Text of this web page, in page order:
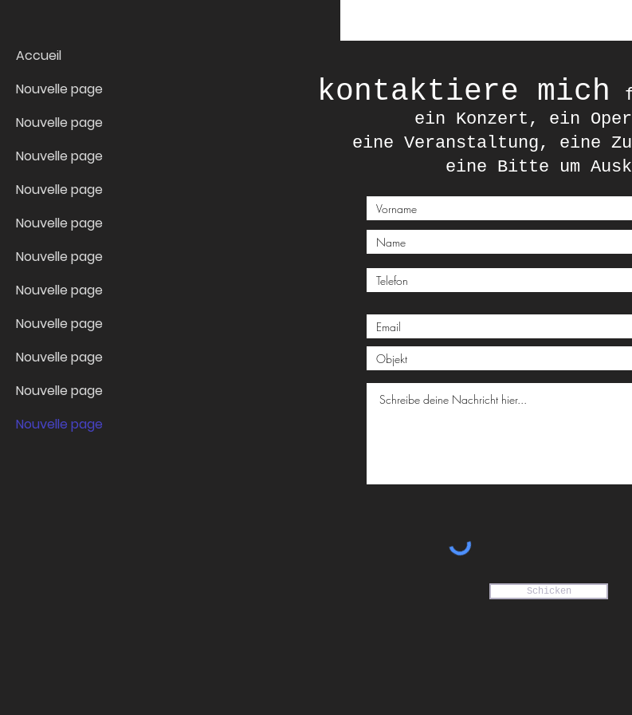
Accueil
Nouvelle page
Nouvelle page
Nouvelle page
Nouvelle page
Nouvelle page
Nouvelle page
Nouvelle page
Nouvelle page
Nouvelle page
Nouvelle page
Nouvelle page
kontaktiere mich
ein Konzert, ein
eine Veranstaltung, eine
eine Bitte um
Schicken